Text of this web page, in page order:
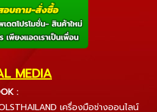
MEDIA
:
เครื่องมือช่างออนไลน์